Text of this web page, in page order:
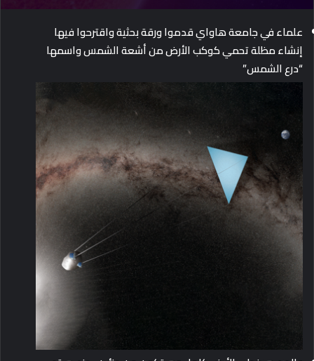
علماء في جامعة هاواي قدموا ورقة بحثية واقترحوا فيها
إنشاء مظلة تحمي كوكب الأرض من أشعة الشمس واسمها
“درعالشمس”